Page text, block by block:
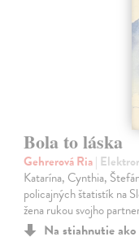
Bola to láska
Gehrerová Ria|
Katarína, Cynthia,
policajných štatistík na
žena rukou svojho
Na stiahnutie ako